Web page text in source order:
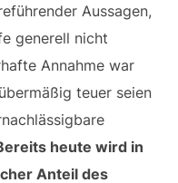
Aussagen,
generell nicht
Annahme war
teuer seien
heute wird in
Anteil des